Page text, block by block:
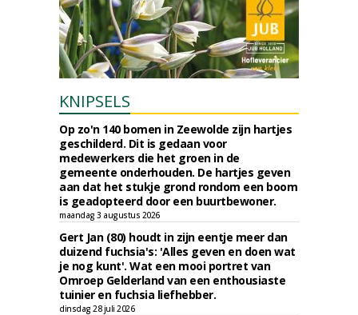
KNIPSELS
Op zo'n 140 bomen in Zeewolde zijn hartjes
geschilderd. Dit is gedaan voor
medewerkers die het groen in de
gemeente onderhouden. De hartjes geven
aan dat het stukje grond rondom een boom
is geadopteerd door een buurtbewoner.
maandag 3 augustus 2026
Gert Jan (80) houdt in zijn eentje meer dan
duizend fuchsia's: 'Alles geven en doen wat
je nog kunt'. Wat een mooi portret van
Omroep Gelderland van een enthousiaste
tuinier en fuchsia liefhebber.
dinsdag 28 juli 2026